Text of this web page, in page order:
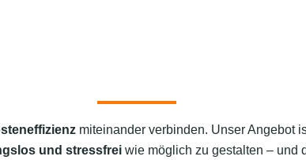
miteinander verbinden. Unser Angebot
und stressfreiwie möglich zu gestalten – und